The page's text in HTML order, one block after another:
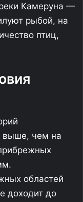
Камеруна —
рыбой, на
птиц,
выше, чем на
областей
доходит до